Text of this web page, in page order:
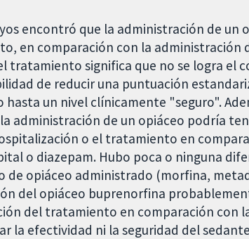
encontró que la administración de un
en comparación con la administración
tratamiento significa que no se logra el
de reducir una puntuación
un nivel clínicamente "seguro".
administración de un opiáceo podría
o el tratamiento en
o diazepam. Hubo poca o ninguna
de opiáceo administrado (morfina,
del opiáceo buprenorfina
del tratamiento en comparación con
la efectividad ni la seguridad del